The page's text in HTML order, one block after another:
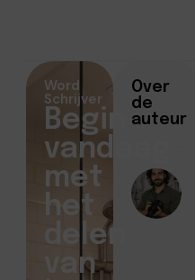
Over
de
auteur
Word
Schrijver
Begin
vandaag
met
het
delen
van